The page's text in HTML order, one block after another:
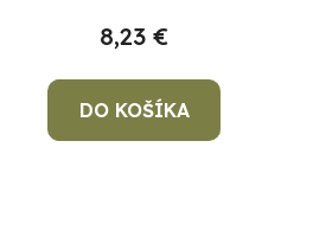
8,23 €
DO KOŠÍKA